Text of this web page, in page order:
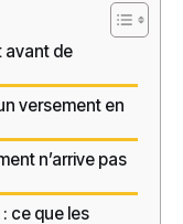
avant de
versement en
n’arrive pas
ce que les